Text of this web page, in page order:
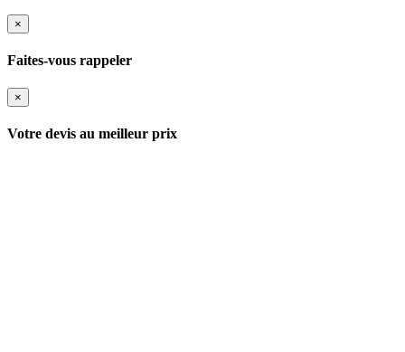
×
Faites-vous rappeler
×
Votre devis au meilleur prix